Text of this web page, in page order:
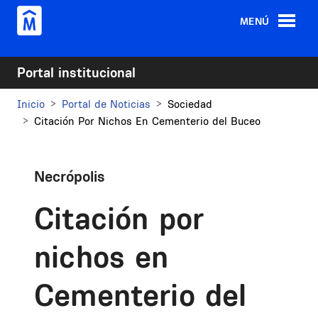
Pasar al contenido principal
MENÚ
Portal institucional
Inicio Portal de Noticias
Sociedad
Citación Por Nichos En Cementerio del Buceo
Necrópolis
Citación por
nichos en
Cementerio del